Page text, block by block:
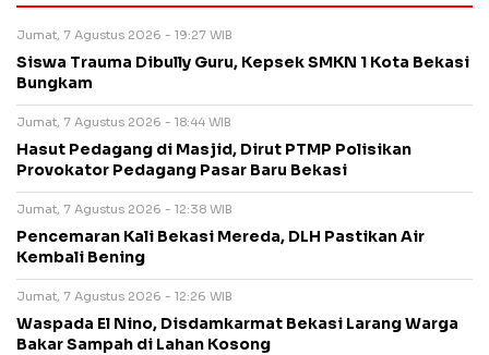
Jumat, 7 Agustus 2026 - 19:27 WIB
Siswa Trauma Dibully Guru, Kepsek SMKN 1 Kota Bekasi
Bungkam
Jumat, 7 Agustus 2026 - 18:44 WIB
Hasut Pedagang di Masjid, Dirut PTMP Polisikan
Provokator Pedagang Pasar Baru Bekasi
Jumat, 7 Agustus 2026 - 12:38 WIB
Pencemaran Kali Bekasi Mereda, DLH Pastikan Air
Kembali Bening
Jumat, 7 Agustus 2026 - 12:26 WIB
Waspada El Nino, Disdamkarmat Bekasi Larang Warga
Bakar Sampah di Lahan Kosong